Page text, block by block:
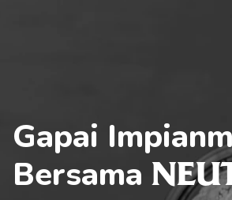
Gapai
Bersama